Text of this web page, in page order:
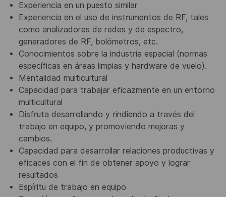
Experiencia en un puesto similar
Experiencia en el uso de instrumentos de RF, tales
como analizadores de redes y de espectro,
generadores de RF, bolómetros, etc.
Conocimientos sobre la industria espacial (normas
específicas en áreas limpias y hardware de vuelo).
Mentalidad multicultural
Capacidad para trabajar eficazmente en un entorno
multicultural
Disfruta desarrollando y rindiendo a través del
trabajo en equipo, y promoviendo mejoras y
cambios.
Capacidad para desarrollar relaciones productivas y
eficaces con el fin de obtener apoyo y lograr
resultados
Espíritu de trabajo en equipo